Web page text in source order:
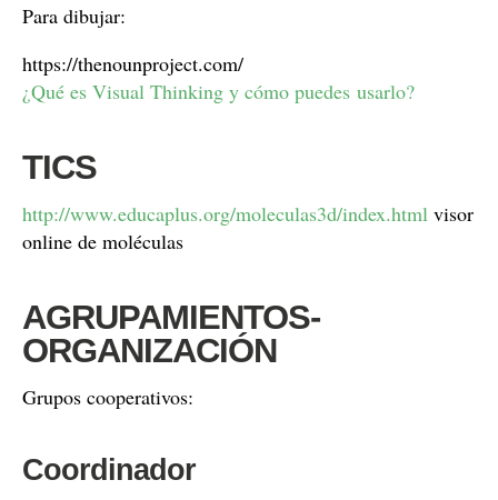
Para dibujar:
https://thenounproject.com/
¿Qué es Visual Thinking y cómo puedes usarlo?
TICS
http://www.educaplus.org/moleculas3d/index.html visor
online de moléculas
AGRUPAMIENTOS-
ORGANIZACIÓN
Grupos cooperativos:
Coordinador